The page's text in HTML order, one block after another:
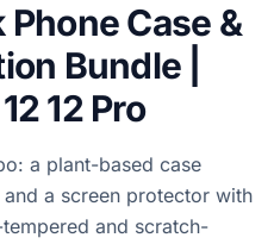
Case &
Bundle |
12 Pro
a plant-based case
a screen protector with
and scratch-